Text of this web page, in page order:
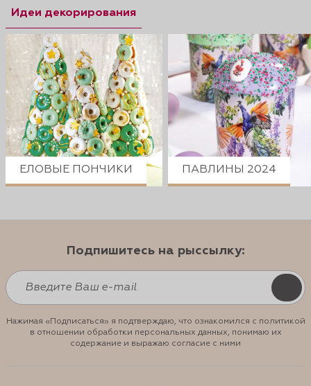
Идеи декорирования
ЕЛОВЫЕ ПОНЧИКИ ПАВЛИНЫ 2024
Подпишитесь на рыссылку:
Нажимая «Подписаться» я подтверждаю, что ознакомился с политикой
в отношении обработки персональных данных, понимаю их
содержание и выражаю согласие с ними